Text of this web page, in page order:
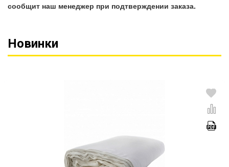
сообщит наш менеджер при подтверждении заказа.
Новинки